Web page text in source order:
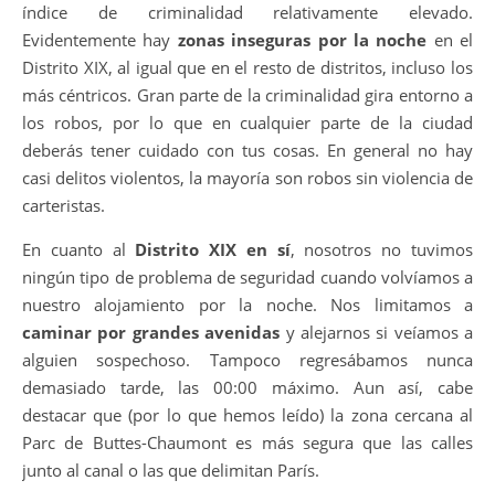
índice de criminalidad relativamente elevado.
Evidentemente hay zonas inseguras por la noche en el
Distrito XIX, al igual que en el resto de distritos, incluso los
más céntricos. Gran parte de la criminalidad gira entorno a
los robos, por lo que en cualquier parte de la ciudad
deberás tener cuidado con tus cosas. En general no hay
casi delitos violentos, la mayoría son robos sin violencia de
carteristas.
En cuanto al Distrito XIX en sí, nosotros no tuvimos
ningún tipo de problema de seguridad cuando volvíamos a
nuestro alojamiento por la noche. Nos limitamos a
caminar por grandes avenidas y alejarnos si veíamos a
alguien sospechoso. Tampoco regresábamos nunca
demasiado tarde, las 00:00 máximo. Aun así, cabe
destacar que (por lo que hemos leído) la zona cercana al
Parc de Buttes-Chaumont es más segura que las calles
junto al canal o las que delimitan París.